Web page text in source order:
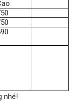
nhé!